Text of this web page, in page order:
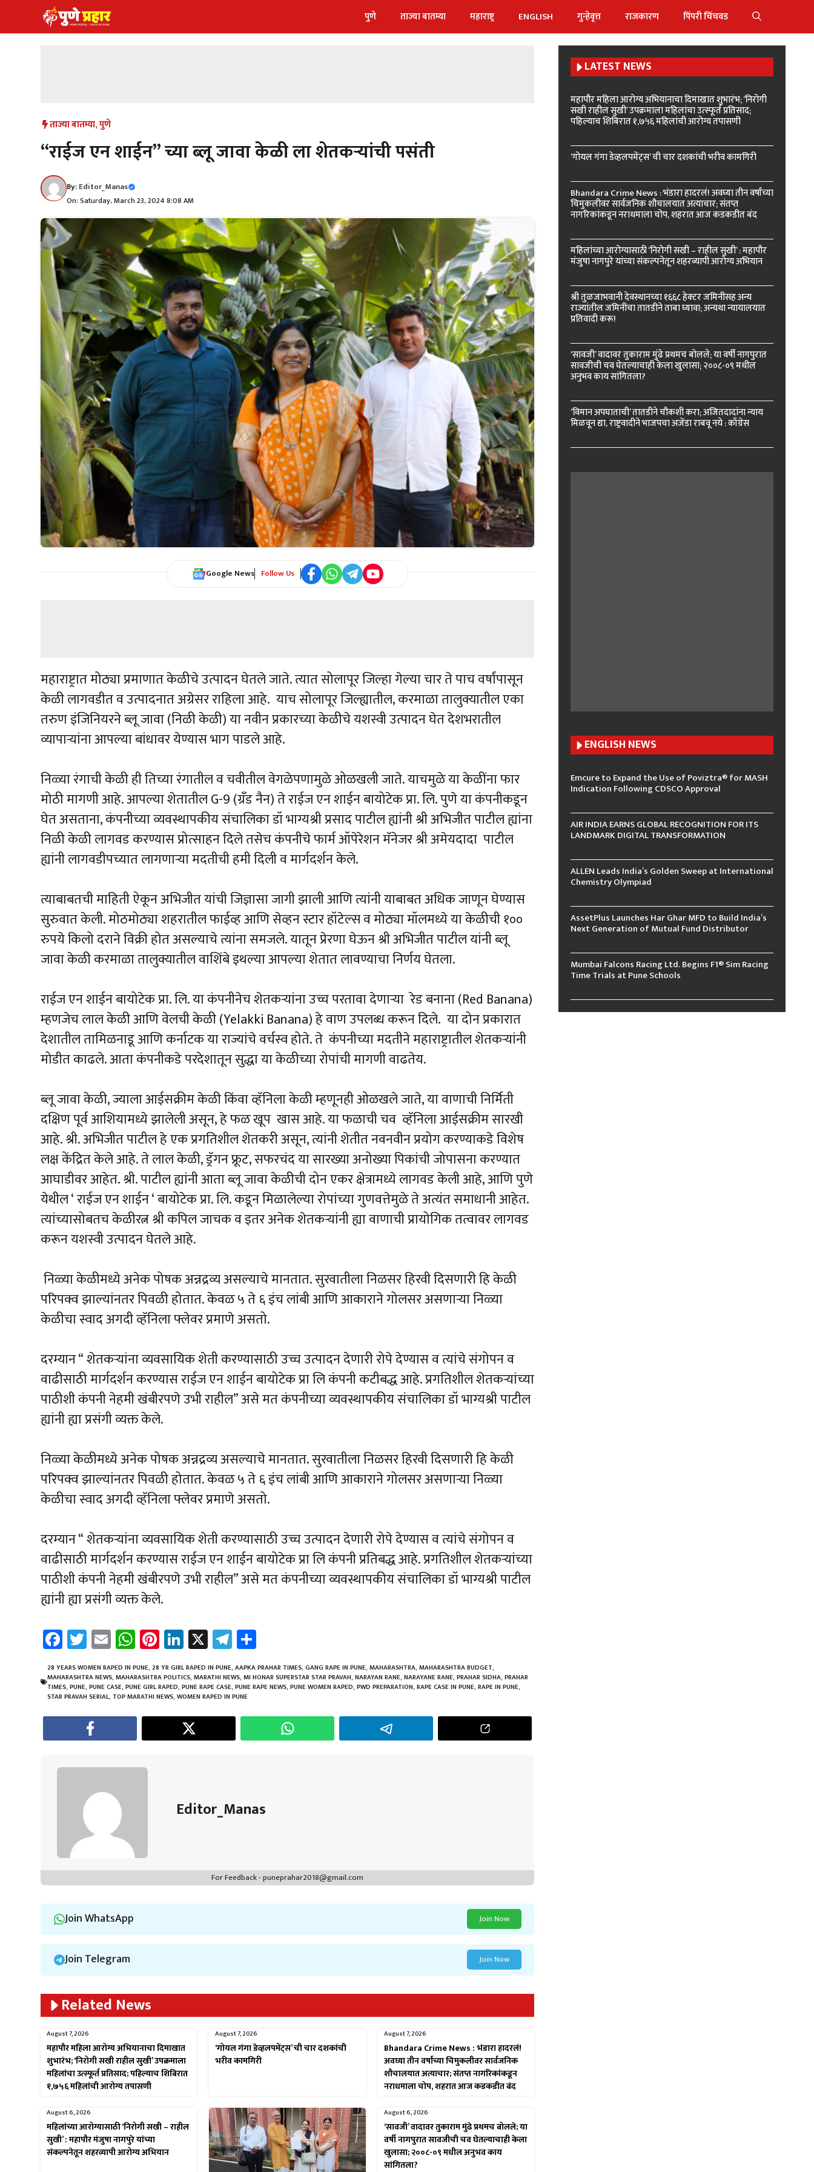
to
पुणे ताज्या बातम्या महाराष्ट्र ENGLISH गुन्हेवृत्त राजकारण पिंपरी चिंचवड
ताज्या बातम्या,पुणे
“राईज एन शाईन” च्या ब्लू जावा केळी ला शेतकऱ्यांची पसंती
By:Editor_Manas
On: Saturday, March 23, 2024 8:08 AM
Google News Follow Us
महाराष्ट्रात मोठ्या प्रमाणात केळीचे उत्पादन घेतले जाते. त्यात सोलापूर जिल्हा गेल्या चार ते पाच वर्षांपासून
केळी लागवडीत व उत्पादनात अग्रेसर राहिला आहे. याच सोलापूर जिल्ह्यातील, करमाळा तालुक्यातील एका
तरुण इंजिनियरने ब्लू जावा (निळी केळी) या नवीन प्रकारच्या केळीचे यशस्वी उत्पादन घेत देशभरातील
व्यापाऱ्यांना आपल्या बांधावर येण्यास भाग पाडले आहे.
निळ्या रंगाची केळी ही तिच्या रंगातील व चवीतील वेगळेपणामुळे ओळखली जाते. याचमुळे या केळींना फार
मोठी मागणी आहे. आपल्या शेतातील G-9 (ग्रँड नैन) ते राईज एन शाईन बायोटेक प्रा. लि. पुणे या कंपनीकडून
घेत असताना, कंपनीच्या व्यवस्थापकीय संचालिका डॉ भाग्यश्री प्रसाद पाटील ह्यांनी श्री अभिजीत पाटील ह्यांना
निळी केळी लागवड करण्यास प्रोत्साहन दिले तसेच कंपनीचे फार्म ऑपेरेशन मॅनेजर श्री अमेयदादा पाटील
ह्यांनी लागवडीपच्यात लागणाऱ्या मदतीची हमी दिली व मार्गदर्शन केले.
त्याबाबतची माहिती ऐकून अभिजीत यांची जिज्ञासा जागी झाली आणि त्यांनी याबाबत अधिक जाणून घेण्यास
सुरुवात केली. मोठमोठ्या शहरातील फाईव्ह आणि सेव्हन स्टार हॉटेल्स व मोठ्या मॉलमध्ये या केळीची १००
रुपये किलो दराने विक्री होत असल्याचे त्यांना समजले. यातून प्रेरणा घेऊन श्री अभिजीत पाटील यांनी ब्लू
जावा केळी करमाळा तालुक्यातील वाशिंबे इथल्या आपल्या शेतात लावण्याचा निर्णय घेतला.
राईज एन शाईन बायोटेक प्रा. लि. या कंपनीनेच शेतकऱ्यांना उच्च परतावा देणाऱ्या रेड बनाना (Red Banana)
म्हणजेच लाल केळी आणि वेलची केळी (Yelakki Banana) हे वाण उपलब्ध करून दिले. या दोन प्रकारात
देशातील तामिळनाडू आणि कर्नाटक या राज्यांचे वर्चस्व होते. ते कंपनीच्या मदतीने महाराष्ट्रातील शेतकऱ्यांनी
मोडीत काढले. आता कंपनीकडे परदेशातून सुद्धा या केळीच्या रोपांची मागणी वाढतेय.
ब्लू जावा केळी, ज्याला आईसक्रीम केळी किंवा व्हॅनिला केळी म्हणूनही ओळखले जाते, या वाणाची निर्मिती
दक्षिण पूर्व आशियामध्ये झालेली असून, हे फळ खूप खास आहे. या फळाची चव व्हॅनिला आईसक्रीम सारखी
आहे. श्री. अभिजीत पाटील हे एक प्रगतिशील शेतकरी असून, त्यांनी शेतीत नवनवीन प्रयोग करण्याकडे विशेष
लक्ष केंद्रित केले आहे. ते लाल केळी, ड्रॅगन फ्रूट, सफरचंद या सारख्या अनोख्या पिकांची जोपासना करण्यात
आघाडीवर आहेत. श्री. पाटील ह्यांनी आता ब्लू जावा केळीची दोन एकर क्षेत्रामध्ये लागवड केली आहे, आणि पुणे
येथील ‘ राईज एन शाईन ‘ बायोटेक प्रा. लि. कडून मिळालेल्या रोपांच्या गुणवत्तेमुळे ते अत्यंत समाधानी आहेत.
त्यांच्यासोबतच केळीरत्न श्री कपिल जाचक व इतर अनेक शेतकऱ्यांनी ह्या वाणाची प्रायोगिक तत्वावर लागवड
करून यशस्वी उत्पादन घेतले आहे.
निळ्या केळीमध्ये अनेक पोषक अन्नद्रव्य असल्याचे मानतात. सुरवातीला निळसर हिरवी दिसणारी हि केळी
परिपक्व झाल्यांनतर पिवळी होतात. केवळ ५ ते ६ इंच लांबी आणि आकाराने गोलसर असणाऱ्या निळ्या
केळीचा स्वाद अगदी व्हॅनिला फ्लेवर प्रमाणे असतो.
दरम्यान “ शेतकऱ्यांना व्यवसायिक शेती करण्यासाठी उच्च उत्पादन देणारी रोपे देण्यास व त्यांचे संगोपन व
वाढीसाठी मार्गदर्शन करण्यास राईज एन शाईन बायोटेक प्रा लि कंपनी कटीबद्ध आहे. प्रगतिशील शेतकऱ्यांच्या
पाठीशी कंपनी नेहमी खंबीरपणे उभी राहील” असे मत कंपनीच्या व्यवस्थापकीय संचालिका डॉ भाग्यश्री पाटील
ह्यांनी ह्या प्रसंगी व्यक्त केले.
निळ्या केळीमध्ये अनेक पोषक अन्नद्रव्य असल्याचे मानतात. सुरवातीला निळसर हिरवी दिसणारी हि केळी
परिपक्व झाल्यांनतर पिवळी होतात. केवळ ५ ते ६ इंच लांबी आणि आकाराने गोलसर असणाऱ्या निळ्या
केळीचा स्वाद अगदी व्हॅनिला फ्लेवर प्रमाणे असतो.
दरम्यान “ शेतकऱ्यांना व्यवसायिक शेती करण्यासाठी उच्च उत्पादन देणारी रोपे देण्यास व त्यांचे संगोपन व
वाढीसाठी मार्गदर्शन करण्यास राईज एन शाईन बायोटेक प्रा लि कंपनी प्रतिबद्ध आहे. प्रगतिशील शेतकऱ्यांच्या
पाठीशी कंपनी नेहमी खंबीरपणे उभी राहील” असे मत कंपनीच्या व्यवस्थापकीय संचालिका डॉ भाग्यश्री पाटील
ह्यांनी ह्या प्रसंगी व्यक्त केले.
Fa
ce
b
o
ok
T
wi
tt
er
E
m
ail
W
h
at
sA
p
p
Pi
nt
er
es
t
Li
nk
e
dI
n
X Te
le
gr
a
m
ar
e
28 YEARS WOMEN RAPED IN PUNE, 28 YR GIRL RAPED IN PUNE, AAPKA PRAHAR TIMES, GANG RAPE IN PUNE, MAHARASHTRA, MAHARASHTRA BUDGET,
MAHARASHTRA NEWS, MAHARASHTRA POLITICS, MARATHI NEWS, MI HONAR SUPERSTAR STAR PRAVAH, NARAYAN RANE, NARAYANE RANE, PRAHAR SIDHA, PRAHAR
TIMES, PUNE, PUNE CASE, PUNE GIRL RAPED, PUNE RAPE CASE, PUNE RAPE NEWS, PUNE WOMEN RAPED, PWD PREPARATION, RAPE CASE IN PUNE, RAPE IN PUNE,
STAR PRAVAH SERIAL, TOP MARATHI NEWS, WOMEN RAPED IN PUNE
Editor_Manas
For Feedback - puneprahar2018@gmail.com
Join WhatsApp Join Now
Join Telegram Join Now
Related News
August 7, 2026
महापौर महिला आरोग्य अभियानाचा दिमाखात
शुभारंभ; ‘निरोगी सखी राहील सुखी’ उपक्रमाला
महिलांचा उत्स्फूर्त प्रतिसाद; पहिल्याच शिबिरात
१,७५६ महिलांची आरोग्य तपासणी
August 7, 2026
‘गोयल गंगा डेव्हलपमेंट्स’ ची चार दशकांची
भरीव कामगिरी
August 7, 2026
Bhandara Crime News : भंडारा हादरलं!
अवघ्या तीन वर्षांच्या चिमुकलीवर सार्वजनिक
शौचालयात अत्याचार; संतप्त नागरिकांकडून
नराधमाला चोप, शहरात आज कडकडीत बंद
August 6, 2026
महिलांच्या आरोग्यासाठी ‘निरोगी सखी – राहील
सुखी’ : महापौर मंजुषा नागपुरे यांच्या
संकल्पनेतून शहरव्यापी आरोग्य अभियान
August 6, 2026
‘सावजी’ वादावर तुकाराम मुंढे प्रथमच बोलले; या
वर्षी नागपुरात सावजीची चव घेतल्याचाही केला
खुलासा; २००८-०९ मधील अनुभव काय
सांगितला?
LATEST NEWS
महापौर महिला आरोग्य अभियानाचा दिमाखात शुभारंभ; ‘निरोगी
सखी राहील सुखी’ उपक्रमाला महिलांचा उत्स्फूर्त प्रतिसाद;
पहिल्याच शिबिरात १,७५६ महिलांची आरोग्य तपासणी
‘गोयल गंगा डेव्हलपमेंट्स’ ची चार दशकांची भरीव कामगिरी
Bhandara Crime News : भंडारा हादरलं! अवघ्या तीन वर्षांच्या
चिमुकलीवर सार्वजनिक शौचालयात अत्याचार; संतप्त
नागरिकांकडून नराधमाला चोप, शहरात आज कडकडीत बंद
महिलांच्या आरोग्यासाठी ‘निरोगी सखी – राहील सुखी’ : महापौर
मंजुषा नागपुरे यांच्या संकल्पनेतून शहरव्यापी आरोग्य अभियान
श्री तुळजाभवानी देवस्थानच्या १६६८ हेक्टर जमिनींसह अन्य
राज्यांतील जमिनींचा तातडीने ताबा घ्यावा; अन्यथा न्यायालयात
प्रतिवादी करू!
‘सावजी’ वादावर तुकाराम मुंढे प्रथमच बोलले; या वर्षी नागपुरात
सावजीची चव घेतल्याचाही केला खुलासा; २००८-०९ मधील
अनुभव काय सांगितला?
‘विमान अपघाताची’ तातडीने चौकशी करा; अजितदादांना न्याय
मिळवून द्या, राष्ट्रवादीने भाजपचा अजेंडा राबवू नये : काँग्रेस
ENGLISH NEWS
Emcure to Expand the Use of Poviztra® for MASH
Indication Following CDSCO Approval
AIR INDIA EARNS GLOBAL RECOGNITION FOR ITS
LANDMARK DIGITAL TRANSFORMATION
ALLEN Leads India’s Golden Sweep at International
Chemistry Olympiad
AssetPlus Launches Har Ghar MFD to Build India’s
Next Generation of Mutual Fund Distributor
Mumbai Falcons Racing Ltd. Begins F1® Sim Racing
Time Trials at Pune Schools